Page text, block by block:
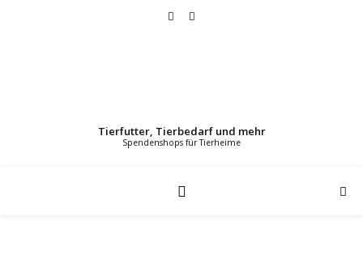
Tierfutter, Tierbedarf und mehr